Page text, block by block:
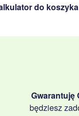
do
Gwarantuję
będziesz